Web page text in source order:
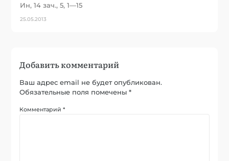
Ин, 14 зач., 5, 1—15
25.05.2013
Добавить комментарий
Ваш адрес email не будет опубликован.
Обязательные поля помечены*
Комментарий*